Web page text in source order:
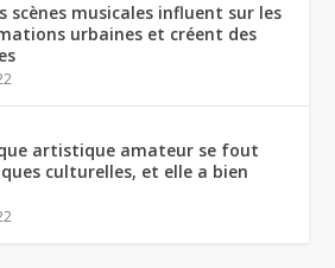
scènes musicales influent sur les
urbaines et créent des
artistique amateur se fout
culturelles, et elle a bien